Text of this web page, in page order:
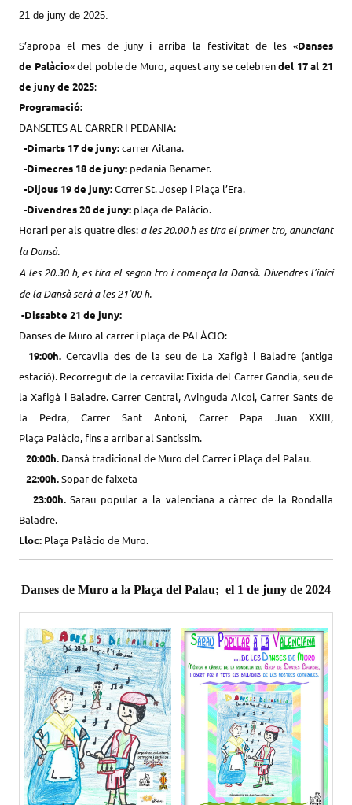
21 de juny de 2025.
S’apropa el mes de juny i arriba la festivitat de les «Danses
de Palàcio«del poble de Muro, aquest any se celebrendel 17 al 21
de juny de 2025:
Programació:
DANSETES AL CARRER I PEDANIA:
-Dimarts 17de juny:carrer Aitana.
-Dimecres 18 de juny: pedania Benamer.
-Dijous 19de juny:Ccrrer St. Josep i Plaça l’Era.
-Divendres20de juny: plaça de Palàcio.
Horari per als quatre dies: a les 20.00 h es tira el primer tro, anunciant
la Dansà.
A les 20.30 h, es tira el segon tro i comença la Dansà. Divendres l’inici
de la Dansà serà a les 21’00 h.
-Dissabte 21 de juny:
Danses de Muro al carrer i plaça de PALÀCIO:
19:00h. Cercavila des de la seu de La Xafigà i Baladre (antiga
estació). Recorregut de la cercavila: Eixida del Carrer Gandia, seu de
la Xafigà i Baladre. Carrer Central, Avinguda Alcoi, Carrer Sants de
la Pedra, Carrer Sant Antoni, Carrer Papa Juan XXIII,
Plaça Palàcio, finsa arribar al Santíssim.
20:00h. Dansà tradicional de Muro del Carrer i Plaça del Palau.
22:00h.Sopar de faixeta
23:00h.Sarau popular a la valenciana a càrrec de la Rondalla
Baladre.
Lloc: Plaça Palàcio de Muro.
Danses de Muro a la Plaça del Palau; el 1 de juny de 2024